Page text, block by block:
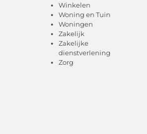
Winkelen
Woning en Tuin
Woningen
Zakelijk
Zakelijke
dienstverlening
Zorg